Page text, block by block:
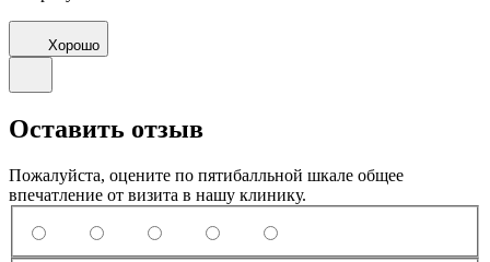
Хорошо
Оставить отзыв
Пожалуйста, оцените по пятибалльной шкале общее
впечатление от визита в нашу клинику.